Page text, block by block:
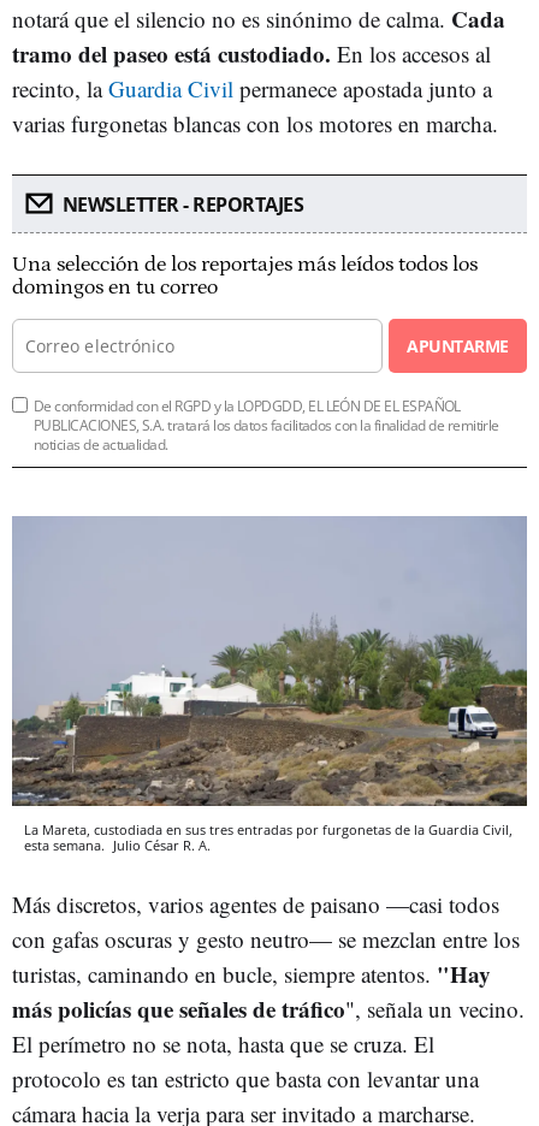
notará que el silencio no es sinónimo de calma. Cada
tramo del paseo está custodiado. En los accesos al
recinto, laGuardia Civil permanece apostada junto a
varias furgonetas blancas con los motores en marcha.
NEWSLETTER - REPORTAJES
Una selección de los reportajes más leídos todos los
domingos en tu correo
APUNTARME
De conformidad con el RGPD y la LOPDGDD, EL LEÓN DE EL ESPAÑOL
PUBLICACIONES, S.A. tratará los datos facilitados con la finalidad de remitirle
noticias de actualidad.
La Mareta, custodiada en sus tres entradas por furgonetas de la Guardia Civil,
esta semana. Julio César R. A.
Más discretos, varios agentes de paisano —casi todos
con gafas oscuras y gesto neutro— se mezclan entre los
turistas, caminando en bucle, siempre atentos. "Hay
más policías que señales de tráfico", señala un vecino.
El perímetro no se nota, hasta que se cruza. El
protocolo es tan estricto que basta con levantar una
cámara hacia la verja para ser invitado a marcharse.